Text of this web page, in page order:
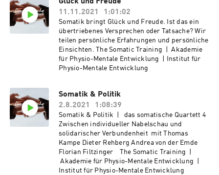
Glück und Freude
11.11.2021
1:01:02
Somatik bringt Glück und Freude. Ist das ein
übertriebenes Versprechen oder Tatsache? Wir
teilen persönliche Erfahrungen und persönliche
Einsichten. The Somatic Training | Akademie
für Physio-Mentale Entwicklung | Institut für
Physio-Mentale Entwicklung
Somatik & Politik
2.8.2021
1:08:39
Somatik & Politik | das somatische Quartett 4
Zwischen individueller Nabelschau und
solidarischer Verbundenheit mit Thomas
Kampe Dieter Rehberg Andrea von der Emde
Florian Filtzinger The Somatic Training |
Akademie für Physio-Mentale Entwicklung |
Institut für Physio-Mentale Entwicklung